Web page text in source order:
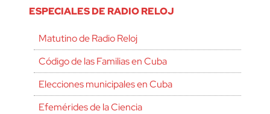
ESPECIALES DE RADIO RELOJ
Matutino de Radio Reloj
Código de las Familias en Cuba
Elecciones municipales en Cuba
Efemérides de la Ciencia